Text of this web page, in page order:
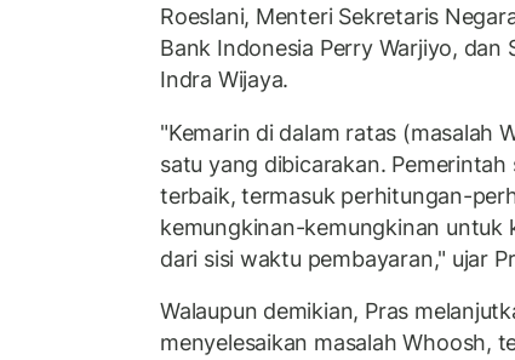
Roeslani, Menteri Sekretaris
Bank Indonesia Perry Warjiyo, dan
Indra Wijaya.
"Kemarin di dalam ratas (masalah
satu yang dibicarakan.
terbaik, termasuk perhitungan-
kemungkinan-kemungkinan untuk
dari sisi waktu pembayaran," ujar
Walaupun demikian, Pras
menyelesaikan masalah Whoosh,